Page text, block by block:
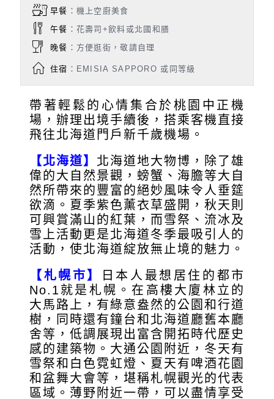
早餐 ：機上空廚美食
午餐 ：花壽司+飲料或北國和膳
晚餐 ：方便逛街，敬請自理
住宿 ：EMISIA SAPPORO 或同等級
帶著輕鬆的心情集合於桃園中正機
場，辦理出境手續後，搭乘客機直接
飛往北海道門戶新千歲機場。
【北海道】 北海道地大物博，除了雄
偉的大自然景觀，螃蟹、海膽等大自
然所帶來的豐富的絕妙風味令人垂筵
欲滴。夏季紫色薰衣草盛開，秋天則
可興賞滿山的紅葉，而雪祭、流冰及
雪上活動更是北海道冬季最吸引人的
活動，使北海道綻放無止境的魅力。
【札幌市】
日本人最想居住的都市
No.1就是札幌。在高樓大廈林立的
大馬路上，有綠意盎然的公園和行道
樹，同時還有鐘台和北海道廳舊本廳
舍等，低調展現出富含開拓時代歷史
感的建築物。大通公園附近，冬天有
雪祭和白色霓虹燈、夏天有啤酒花園
和盆舞大會等，堪稱札幌觀光的代表
區域。薄野附近一帶，可以盡情享受